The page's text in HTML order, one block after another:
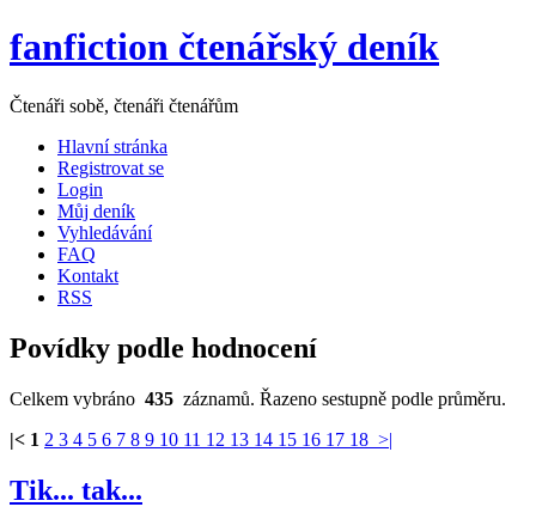
fanfiction čtenářský deník
Čtenáři sobě, čtenáři čtenářům
Hlavní stránka
Registrovat se
Login
Můj deník
Vyhledávání
FAQ
Kontakt
RSS
Povídky podle hodnocení
Celkem vybráno 435 záznamů. Řazeno sestupně podle průměru.
|< 1 2 3 4 5 6 7 8 9 10 11 12 13 14 15 16 17 18 >|
Tik... tak...